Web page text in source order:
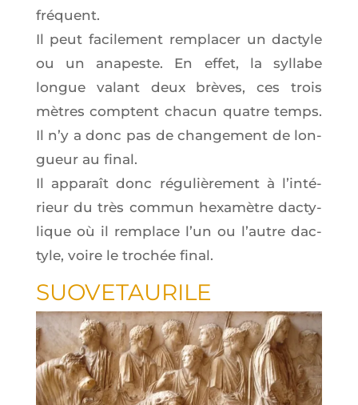
fréquent.
Il peut faci­le­ment rem­pla­cer un dac­tyle
ou un ana­peste. En effet, la syl­labe
longue valant deux brèves, ces trois
mètres comptent cha­cun quatre temps.
Il n’y a donc pas de chan­ge­ment de lon­
gueur au final.
Il appa­raît donc régu­liè­re­ment à l’in­té­
rieur du très com­mun hexa­mètre dac­ty­
lique où il rem­place l’un ou l’autre dac­
tyle, voire le tro­chée final.
SUO­VE­TAU­RILE